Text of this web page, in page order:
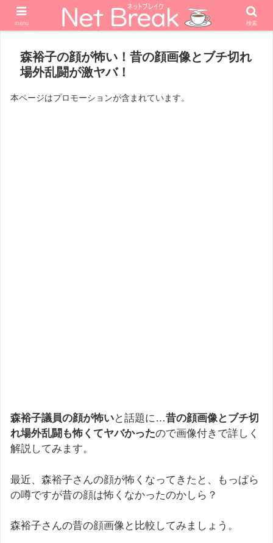
ホーム 政治家
森裕子の顔が怖い！昔の顔画像とブチ切れ
場外乱闘が激ヤバ！
本ページはプロモーションが含まれています。
森裕子議員の顔が怖いと話題に…昔の顔画像とブチ切
れ場外乱闘も怖くてヤバかったので画像付きで詳しく
解説してみます。
最近、森裕子さんの顔が怖くなってきたと、もっぱら
の噂ですが昔の顔は怖くなかったのかしら？
森裕子さんの昔の顔画像と比較してみましょう。
menu 検索